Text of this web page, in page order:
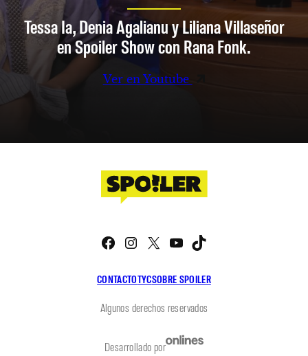
Tessa Ia, Denia Agalianu y Liliana Villaseñor
en Spoiler Show con Rana Fonk.
Ver en Youtube
CONTACTOTYCSOBRE SPOILER
Facebook
Instagram
X YouTube
Algunos derechos reservados
Desarrollado por